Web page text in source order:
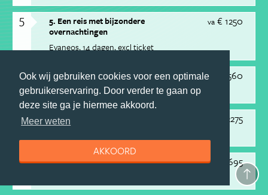
Ook wij gebruiken cookies voor een optimale
gebruikerservaring. Door verder te gaan op
deze site ga je hiermee akkoord.
Meer weten
AKKOORD
5 va € 1250
5. Een reis met bijzondere
overnachtingen
Evaneos 14 dagen excl ticket
6 va € 1560
6. Avontuurlijk Costa Rica
Riksja Family Costa Rica 16 dagen excl ticket
7 € 2275
7. Off road Costa Rica
8 va € 2695
8. Rondreis Costa Rica, 14 of 16 dagen